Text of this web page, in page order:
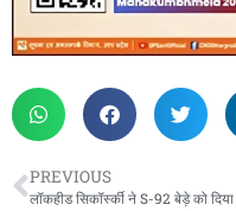
PREVIOUS
लॉकहीड सिकॉर्स्की ने S-92 बेड़े को